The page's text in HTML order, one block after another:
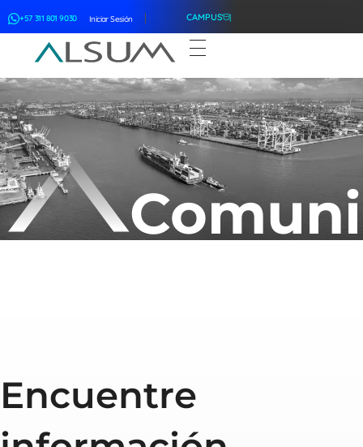
+57 311 801 9030 Iniciar Sesión CAMPUS
ALSUM
Encuentre